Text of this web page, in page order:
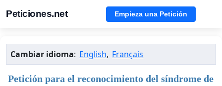
Peticiones.net Empieza una Petición
Cambiar idioma: English, Français
Petición para el reconocimiento del síndrome de